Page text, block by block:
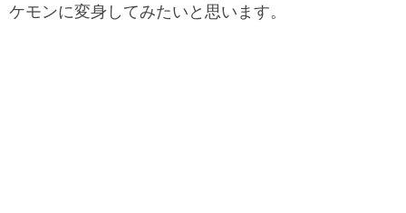
ケモンに変身してみたいと思います。